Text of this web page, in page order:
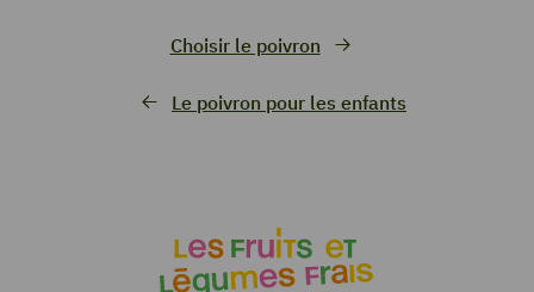
Le poivron pour les enfants
Choisir le poivron